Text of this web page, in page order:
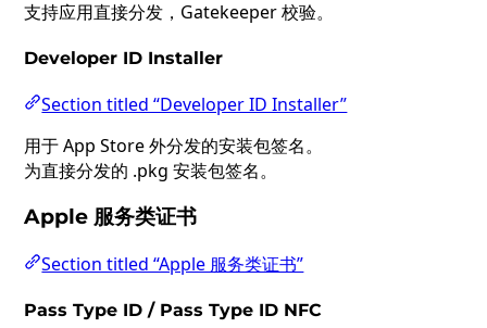
支持应用直接分发，Gatekeeper 校验。
Developer ID Installer
Section titled “Developer ID Installer”
用于 App Store 外分发的安装包签名。
为直接分发的 .pkg 安装包签名。
Apple 服务类证书
Section titled “Apple 服务类证书”
Pass Type ID / Pass Type ID NFC